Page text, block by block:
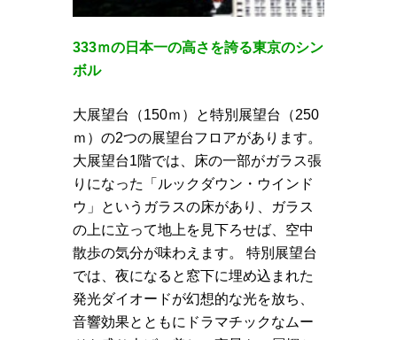
333ｍの日本一の高さを誇る東京のシン
ボル
大展望台（150ｍ）と特別展望台（250
ｍ）の2つの展望台フロアがあります。
大展望台1階では、床の一部がガラス張
りになった「ルックダウン・ウインド
ウ」というガラスの床があり、ガラス
の上に立って地上を見下ろせば、空中
散歩の気分が味わえます。 特別展望台
では、夜になると窓下に埋め込まれた
発光ダイオードが幻想的な光を放ち、
音響効果とともにドラマチックなムー